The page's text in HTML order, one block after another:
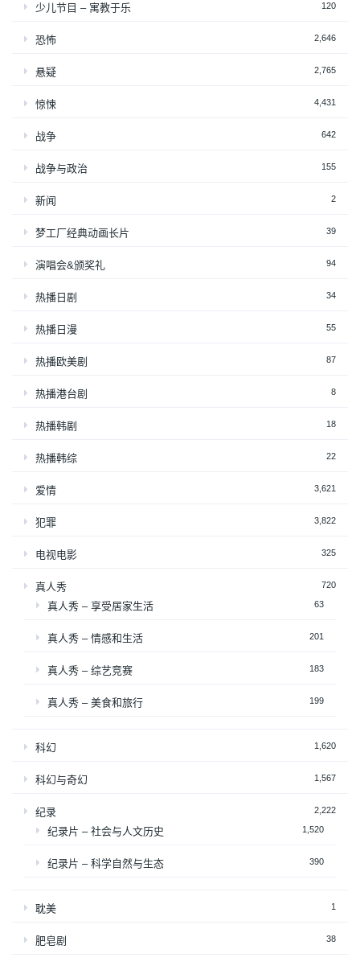
少儿节目 – 寓教于乐 120
恐怖 2,646
悬疑 2,765
惊悚 4,431
战争 642
战争与政治 155
新闻 2
梦工厂经典动画长片 39
演唱会&颁奖礼 94
热播日剧 34
热播日漫 55
热播欧美剧 87
热播港台剧 8
热播韩剧 18
热播韩综 22
爱情 3,621
犯罪 3,822
电视电影 325
真人秀 720
真人秀 – 享受居家生活 63
真人秀 – 情感和生活 201
真人秀 – 综艺竞赛 183
真人秀 – 美食和旅行 199
科幻 1,620
科幻与奇幻 1,567
纪录 2,222
纪录片 – 社会与人文历史 1,520
纪录片 – 科学自然与生态 390
耽美 1
肥皂剧 38